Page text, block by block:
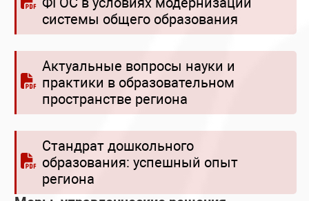
системы общего образования
Актуальные вопросы науки и
практики в образовательном
пространстве региона
Стандрат дошкольного
образования: успешный опыт
региона